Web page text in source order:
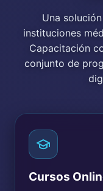
Una
instituciones
Capacitación
conjunto de
Cursos